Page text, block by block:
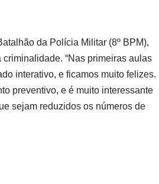
da Polícia Militar (8º BPM),
“Nas primeiras aulas
interativo, e ficamos muito felizes.
preventivo, e é muito interessante
sejam reduzidos os números de